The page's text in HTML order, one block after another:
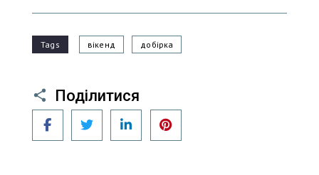
Tags вікенд добірка
Поділитися
FacebookTwitter LinkedIn